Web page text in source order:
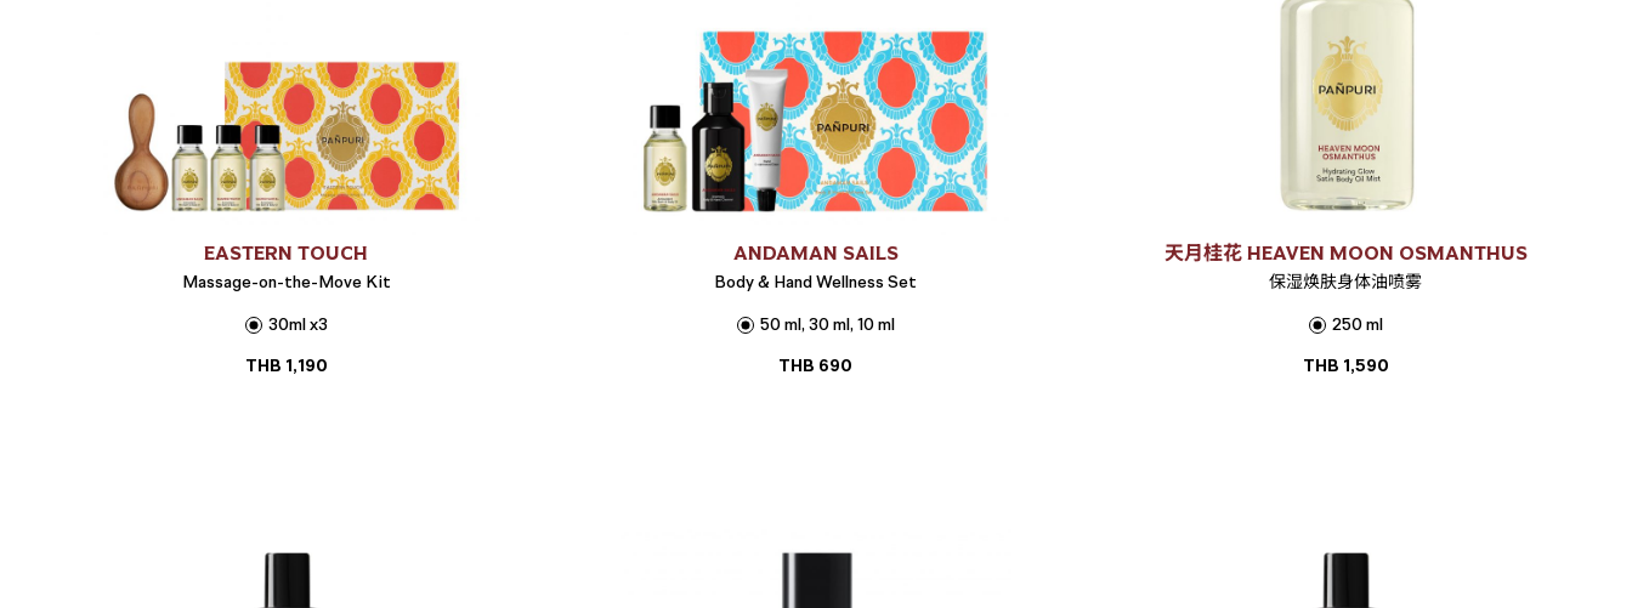
EASTERN TOUCH
Massage-on-the-Move Kit
30ml x3
THB 1,190
ANDAMAN SAILS
Body & Hand Wellness Set
50 ml, 30 ml, 10 ml
THB 690
天月桂花 HEAVEN MOON OSMANTHUS
保湿焕肤身体油喷雾
250 ml
THB 1,590